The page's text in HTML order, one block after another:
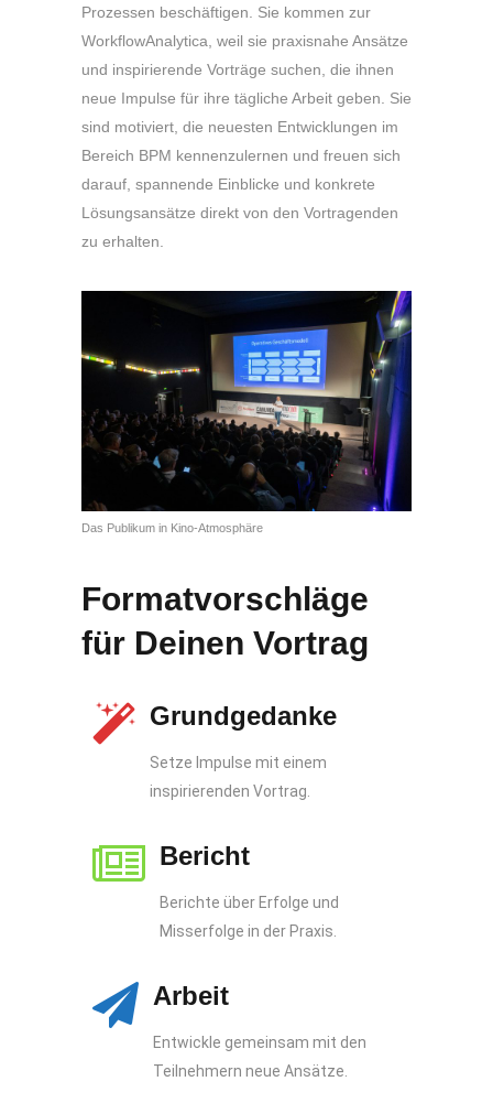
Prozessen beschäftigen. Sie kommen zur
WorkflowAnalytica, weil sie praxisnahe Ansätze
und inspirierende Vorträge suchen, die ihnen
neue Impulse für ihre tägliche Arbeit geben. Sie
sind motiviert, die neuesten Entwicklungen im
Bereich BPM kennenzulernen und freuen sich
darauf, spannende Einblicke und konkrete
Lösungsansätze direkt von den Vortragenden
zu erhalten.
Das Publikum in Kino-Atmosphäre
Formatvorschläge
für Deinen Vortrag
Grundgedanke
Setze Impulse mit einem
inspirierenden Vortrag.
Bericht
Berichte über Erfolge und
Misserfolge in der Praxis.
Arbeit
Entwickle gemeinsam mit den
Teilnehmern neue Ansätze.